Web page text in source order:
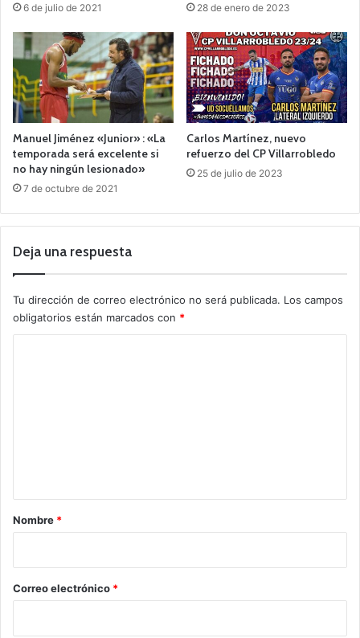
6 de julio de 2021 28 de enero de 2023
Manuel Jiménez «Junior» : «La
temporada será excelente si
no hay ningún lesionado»
7 de octubre de 2021
Carlos Martínez, nuevo
refuerzo del CP Villarrobledo
25 de julio de 2023
Deja una respuesta
Tu dirección de correo electrónico no será publicada. Los campos
obligatorios están marcados con *
r
*
Nombre *
Correo electrónico *